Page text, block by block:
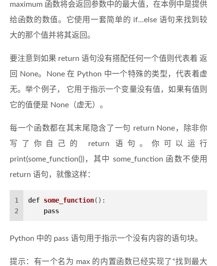
maximum 函数将会返回参数中的最大值，在本例中是提供
给函数的数值。它使用一套简单的 if…else 语句来找到较
大的那个值并将其返回。
要注意到如果 return 语句没有搭配任何一个值则代表着 返
回 None。None 在 Python 中一个特殊的类型，代表着虚
无。举个例子， 它用于指示一个变量没有值，如果有值则
它的值便是 None（虚无）。
每一个函数都在其末尾隐含了一句 return None，除非你
写了你自己的 return 语句。你可以运行
print(some_function())，其中 some_function 函数不使用
return 语句，就像这样：
1
2
def some_function():
pass
Python 中的 pass 语句用于指示一个没有内容的语句块。
提示：有一个名为 max 的内置函数已经实现了“找到最大